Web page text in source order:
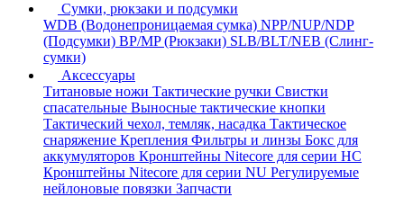
Сумки, рюкзаки и подсумки
WDB (Водонепроницаемая сумка) NPP/NUP/NDP
(Подсумки) BP/MP (Рюкзаки) SLB/BLT/NEB (Слинг-
сумки)
Аксессуары
Титановые ножи Тактические ручки Свистки
спасательные Выносные тактические кнопки
Тактический чехол, темляк, насадка Тактическое
снаряжение Крепления Фильтры и линзы Бокс для
аккумуляторов Кронштейны Nitecore для серии HС
Кронштейны Nitecore для серии NU Регулируемые
нейлоновые повязки Запчасти